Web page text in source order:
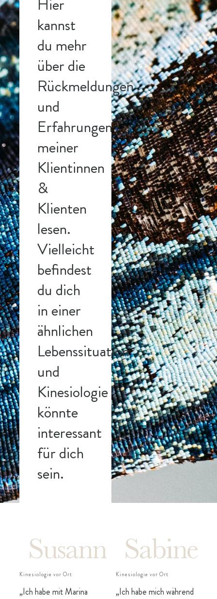
kannst
du mehr
über die
Rückmeldungen
und
Erfahrungen
meiner
Klientinnen
&
Klienten
lesen.
Vielleicht
befindest
du dich
in einer
ähnlichen
Lebenssituation
und
Kinesiologie
könnte
interessant
für dich
sein.
Kinesiologie vor Ort
„Ich habe mit Marina
Kinesiologie vor Ort
„Ich habe mich während